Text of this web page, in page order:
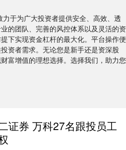
于为广大投资者提供安全、高效、透
的团队、完善的风控体系以及灵活的资
下实现资金杠杆的最大化。平台操作便
资者需求。无论您是新手还是资深股
富增值的理想选择。选择我们，助力您
证券 万科27名跟投员工